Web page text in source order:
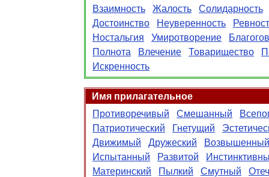
Взаимность
Жалость
Солидарность
Достоинство
Неуверенность
Ностальгия
Умиротворение
Полнота
Влечение Товарищество
Искренность
Имя прилагательное
Противоречивый
Смешанный
Патриотический
Гнетущий
Движимый
Дружеский
Возвышенный
Испытанный
Развитой
Материнский
Пылкий Смутный